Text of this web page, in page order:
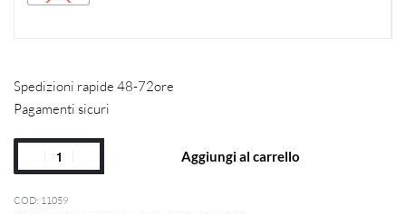
Spedizioni rapide 48-72ore
Pagamenti sicuri
Aggiungi al carrello
11059